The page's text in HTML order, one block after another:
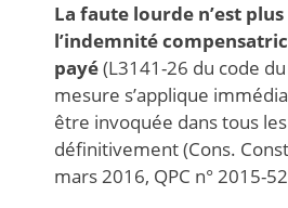
La faute lourde n’est
l’indemnité
payé(L3141-26 du code
mesure s’applique
être invoquée dans tous
définitivement (Cons.
mars 2016, QPC n° 2015-